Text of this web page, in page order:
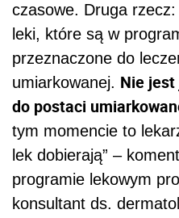
czasowe. Druga
leki, które są w
przeznaczone do
umiarkowanej. Nie
do postaci
tym momencie to
lek dobierają” –
programie lekowym
konsultant ds.